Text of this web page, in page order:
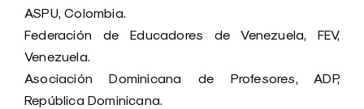
ASPU, Colombia.
Federación de Educadores de Venezuela, FEV,
Venezuela.
Asociación Dominicana de Profesores, ADP,
República Dominicana.